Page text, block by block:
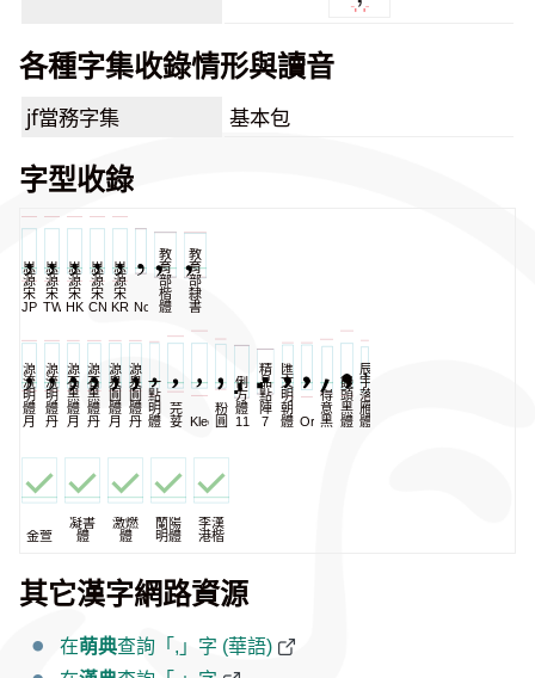
各種字集收錄情形與讀音
jf當務字集 基本包
字型收錄
思
源
宋
JP
思
源
宋
TW
思
源
宋
HK
思
源
宋
CN
思
源
宋
KR NomNaTong
教
育
部
楷
體
教
育
部
隸
書
源
流
明
體
月
源
流
明
體
丹
源
石
黑
體
月
源
石
黑
體
丹
源
泉
圓
體
月
源
泉
圓
體
丹
一
點
明
體
芫
荽 KleeOne
粉
圓
俐
方
體
11
精
品
點
陣
7
匯
文
明
朝
體 Oradano
得
意
黑
饅
頭
黑
體
辰
宇
落
雁
體
金萱
凝書
體
激燃
體
蘭陽
明體
李漢
港楷
其它漢字網路資源
在萌典查詢「,」字 (華語)